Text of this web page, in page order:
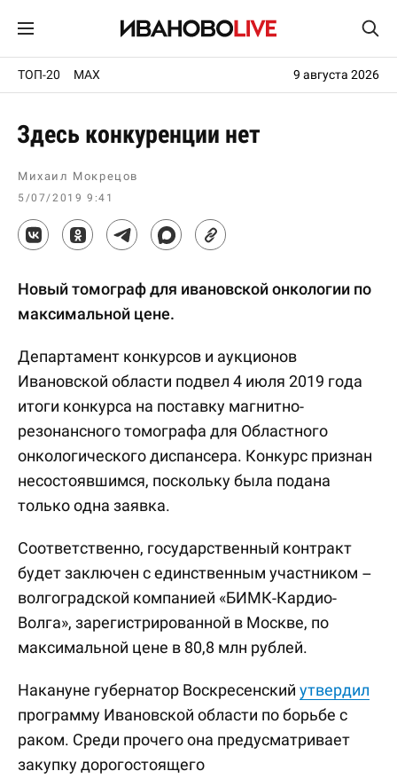
ТОП-20 MAX 9 августа 2026
Здесь конкуренции нет
Михаил Мокрецов
5/07/2019 9:41
Новый томограф для ивановской онкологии по
максимальной цене.
Департамент конкурсов и аукционов
Ивановской области подвел 4 июля 2019 года
итоги конкурса на поставку магнитно-
резонансного томографа для Областного
онкологического диспансера. Конкурс признан
несостоявшимся, поскольку была подана
только одна заявка.
Соответственно, государственный контракт
будет заключен с единственным участником –
волгоградской компанией «БИМК-Кардио-
Волга», зарегистрированной в Москве, по
максимальной цене в 80,8 млн рублей.
Накануне губернатор Воскресенский утвердил
программу Ивановской области по борьбе с
раком. Среди прочего она предусматривает
закупку дорогостоящего